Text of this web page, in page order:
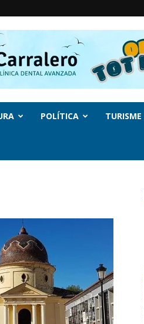
POLÍTICA TURISME